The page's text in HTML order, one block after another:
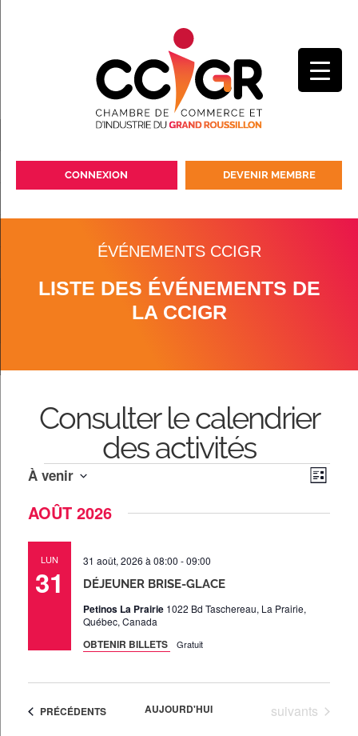
CONNEXION DEVENIR MEMBRE
ÉVÉNEMENTS CCIGR
LISTE DES ÉVÉNEMENTS DE
LA CCIGR
Consulter le calendrier
des activités
parvues
Liste
À venir
une
AOÛT 2026
LUN
31 DÉJEUNER BRISE-GLACE
31 août, 2026 à 08:00 -09:00
Petinos La Prairie 1022 Bd Taschereau, La Prairie,
Québec, Canada
OBTENIR BILLETS Gratuit
ÉVÈNEMENTS
PRÉCÉDENTS AUJOURD'HUI Évènements
suivants